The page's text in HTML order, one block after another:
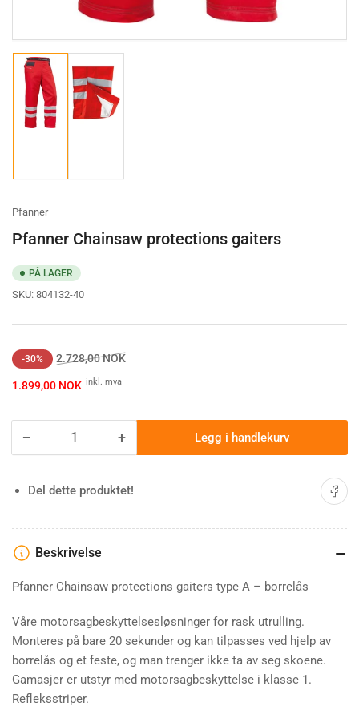
Load
view
Load
view
Pfanner
Pfanner Chainsaw protections gaiters
PÅ LAGER
SKU: 804132-40
Ordinærpis
-30% 2.728,00 NOKSalgspris
1.899,00 NOK inkl. mva
− Minske
Pfanner
protections
gaiters
Antall +Øk
Pfanner
protections
Legg i handlekurv
Del dette produktet! Del på
Beskrivelse
Pfanner Chainsaw protections gaiters type A – borrelås
Våre motorsagbeskyttelsesløsninger for rask utrulling.
Monteres på bare 20 sekunder og kan tilpasses ved hjelp av
borrelås og et feste, og man trenger ikke ta av seg skoene.
Gamasjer er utstyr med motorsagbeskyttelse i klasse 1.
Refleksstriper.